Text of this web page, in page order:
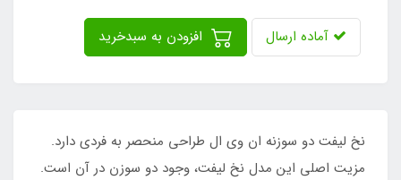
آماده ارسال
نخ لیفت دو سوزنه ان وی ال طراحی منحصر به فردی دارد.
مزیت اصلی این مدل نخ لیفت، وجود دو سوزن در آن است.